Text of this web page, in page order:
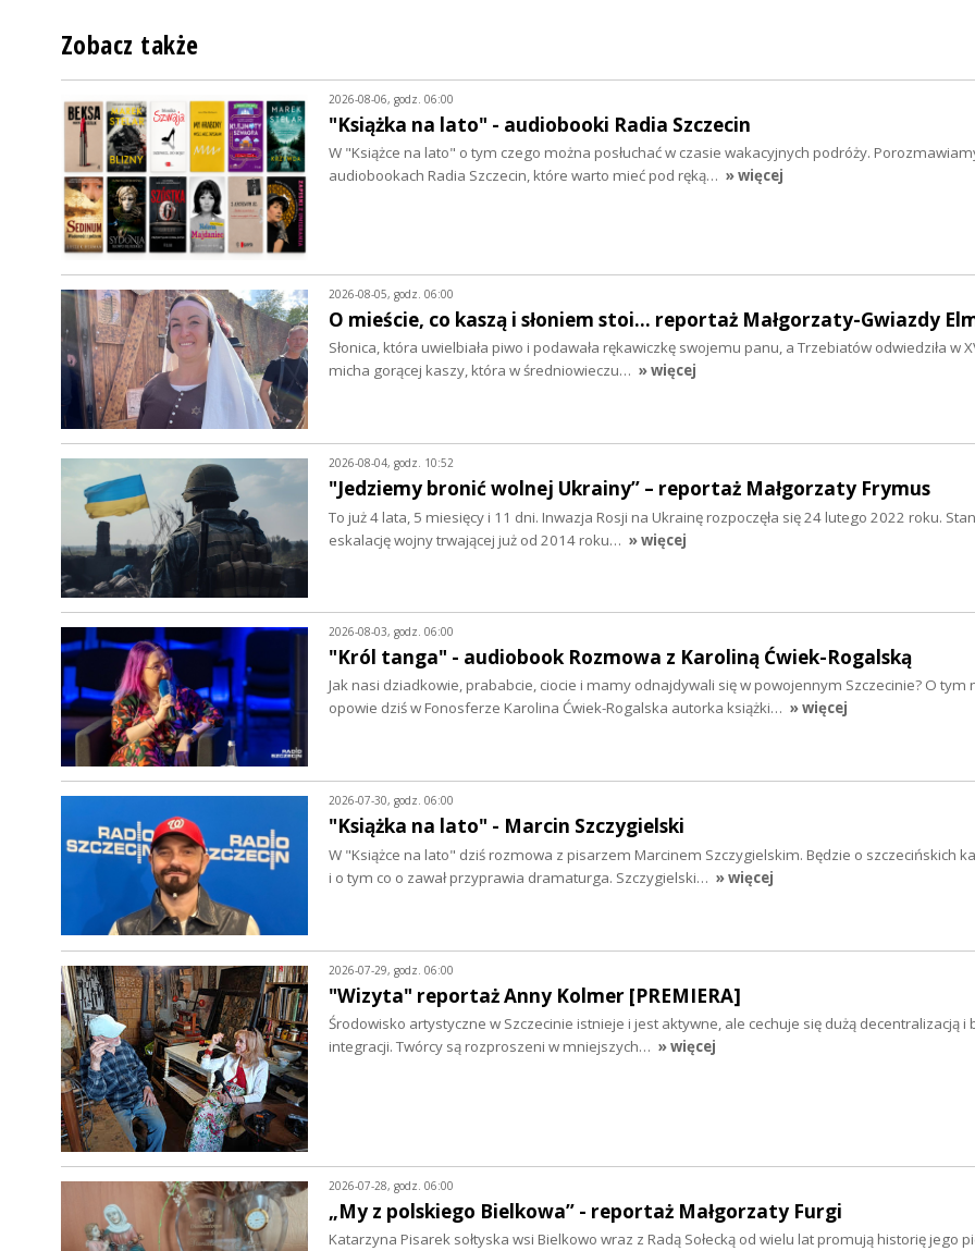
Zobacz także
2026-08-06, godz. 06:00
"Książka na lato" - audiobooki Radia Szczecin
W "Książce na lato" o tym czego można posłuchać w czasie wakacyjnych podróży.
audiobookach Radia Szczecin, które warto mieć pod ręką… » więcej
2026-08-05, godz. 06:00
O mieście, co kaszą i słoniem stoi... reportaż Małgorzaty-Gwiazdy
Słonica, która uwielbiała piwo i podawała rękawiczkę swojemu panu, a Trzebiatów odwiedziła w
micha gorącej kaszy, która w średniowieczu… » więcej
2026-08-04, godz. 10:52
"Jedziemy bronić wolnej Ukrainy” – reportaż Małgorzaty Frymus
To już 4 lata, 5 miesięcy i 11 dni. Inwazja Rosji na Ukrainę rozpoczęła się 24 lutego 2022 roku.
eskalację wojny trwającej już od 2014 roku… » więcej
2026-08-03, godz. 06:00
"Król tanga" - audiobook Rozmowa z Karoliną Ćwiek-Rogalską
Jak nasi dziadkowie, prababcie, ciocie i mamy odnajdywali się w powojennym Szczecinie? O tym
opowie dziś w Fonosferze Karolina Ćwiek-Rogalska autorka książki… » więcej
2026-07-30, godz. 06:00
"Książka na lato" - Marcin Szczygielski
W "Książce na lato" dziś rozmowa z pisarzem Marcinem Szczygielskim. Będzie o szczecińskich
i o tym co o zawał przyprawia dramaturga. Szczygielski… » więcej
2026-07-29, godz. 06:00
"Wizyta" reportaż Anny Kolmer [PREMIERA]
Środowisko artystyczne w Szczecinie istnieje i jest aktywne, ale cechuje się dużą decentralizacją i
integracji. Twórcy są rozproszeni w mniejszych… » więcej
2026-07-28, godz. 06:00
„My z polskiego Bielkowa” - reportaż Małgorzaty Furgi
Katarzyna Pisarek sołtyska wsi Bielkowo wraz z Radą Sołecką od wielu lat promują historię jego